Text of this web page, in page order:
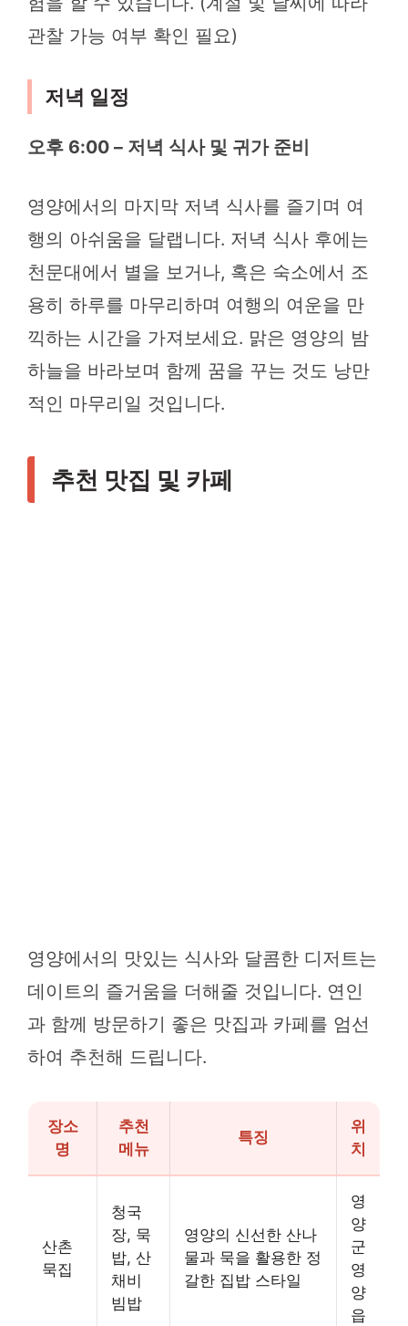
관찰 가능 여부 확인 필요)
저녁 일정
오후 6:00 – 저녁 식사 및 귀가 준비
영양에서의 마지막 저녁 식사를 즐기며 여
행의 아쉬움을 달랩니다. 저녁 식사 후에는
천문대에서 별을 보거나, 혹은 숙소에서 조
용히 하루를 마무리하며 여행의 여운을 만
끽하는 시간을 가져보세요. 맑은 영양의 밤
하늘을 바라보며 함께 꿈을 꾸는 것도 낭만
적인 마무리일 것입니다.
추천 맛집 및 카페
영양에서의 맛있는 식사와 달콤한 디저트는
데이트의 즐거움을 더해줄 것입니다. 연인
과 함께 방문하기 좋은 맛집과 카페를 엄선
하여 추천해 드립니다.
장소
명
추천
메뉴
특징
위
치
산촌
묵집
청국
장, 묵
밥, 산
채비
빔밥
영양의 신선한 산나
물과 묵을 활용한 정
갈한 집밥 스타일
영
양
군
영
양
읍